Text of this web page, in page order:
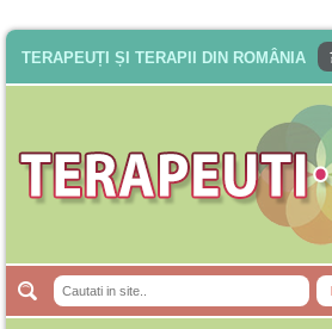
TERAPEUȚI ȘI TERAPII DIN ROMÂNIA